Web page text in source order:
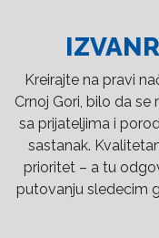
Kreirajte na pravi
Crnoj Gori, bilo da
sa prijateljima i
sastanak.
prioritet – a tu
putovanju sledecim